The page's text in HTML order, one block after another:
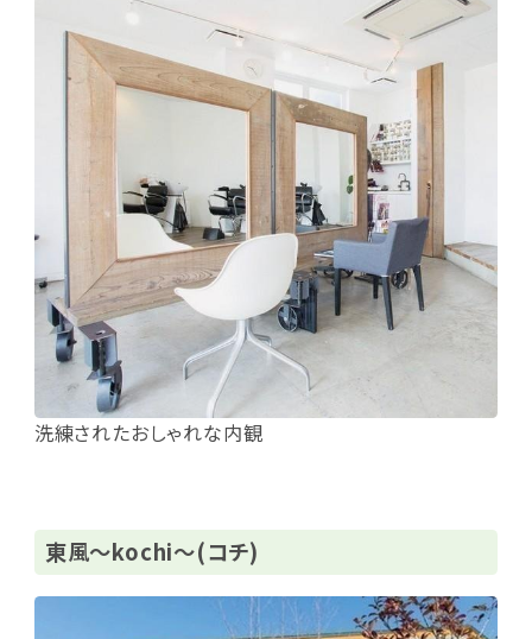
洗練されたおしゃれな内観
東風～kochi～(コチ)